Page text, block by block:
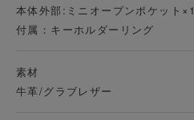
本体外部:ミニオープンポケット×1
付属：キーホルダーリング
素材
牛革/グラブレザー